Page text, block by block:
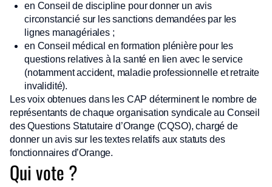
en Conseil de discipline pour donner un avis
circonstancié sur les sanctions demandées par les
lignes managériales ;
en Conseil médical en formation plénière pour les
questions relatives à la santé en lien avec le service
(notamment accident, maladie professionnelle et retraite
invalidité).
Les voix obtenues dans les CAP déterminent le nombre de
représentants de chaque organisation syndicale au Conseil
des Questions Statutaire d’Orange (CQSO), chargé de
donner un avis sur les textes relatifs aux statuts des
fonctionnaires d’Orange.
Qui vote ?